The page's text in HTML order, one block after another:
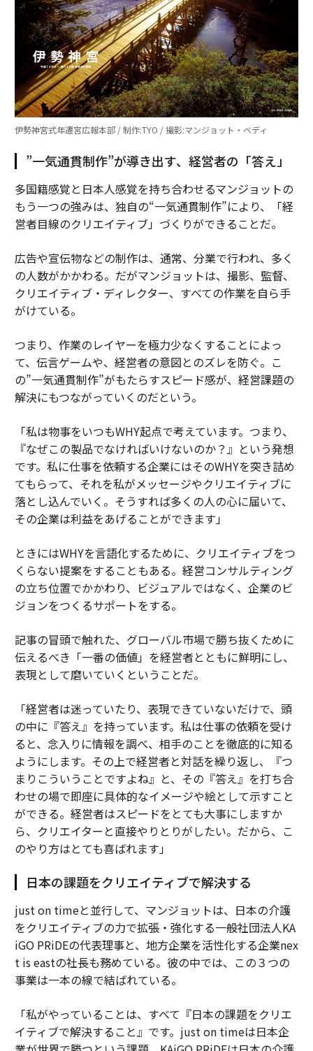
伊勢神宮式年遷宮広報本部 / 制作:TYO / 撮影:マンジョット・ベディ
”一気通貫制作”が導き出す、経営者の「答え」
多国籍感覚と日本人感覚を持ち合わせるマンジョットの
もう一つの強みは、独自の“一気通貫制作”により、「経
営者目線のクリエイティブ」づくりができることだ。
広告や宣伝物などの制作は、通常、分業で行われ、多く
の人数がかかわる。だがマンジョットは、撮影、監督、
クリエイティブ・ディレクター、すべての作業を自ら手
がけている。
つまり、作業のレイヤーを極力少なくすることによっ
て、伝言ゲームや、経営者の意図とのズレを防ぐ。こ
の”一気通貫制作”がもたらすスピード感が、経営課題の
解決にもつながっていくのだという。
「私は物事をいつもWHY起点で考えています。つまり、
『なぜこの製品でなければいけないのか？』という発想
です。私に仕事を依頼する企業にはそのWHYを突き詰め
てもらって、それを私がメッセージやクリエイティブに
落とし込んでいく。そうすれば多くの人の心に届いて、
その企業は利益をあげることができます」
ときにはWHYを言語化するために、クリエイティブをつ
くらない提案をすることもある。経営コンサルティング
の立ち位置でかかわり、ビジュアルではなく、企業のビ
ジョンをつくるサポートをする。
記事の冒頭で触れた、グローバル市場で勝ち抜くために
伝えるべき「一番の価値」を経営者とともに鮮明にし、
表現として磨いていくということだ。
「経営者は迷っていたり、表現できていないだけで、頭
の中に『答え』を持っています。私は仕事の依頼を受け
ると、念入りに情報を調べ、相手のことを徹底的に知る
ようにします。その上で経営者と対話を繰り返し、『つ
まりこういうことですよね』と、その『答え』を打ち合
わせの場で即座に具体的なイメージや絵として示すこと
ができる。経営者はスピードをとても大事にしますか
ら、クリエイターと直接やりとりがしたい。だから、こ
のやり方はとても喜ばれます」
日本の課題をクリエイティブで解決する
just on timeと並行して、マンジョットは、日本の介護
をクリエイティブの力で拡張・強化する一般社団法人KA
iGO PRiDEの代表理事と、地方企業を活性化する企業nex
t is eastの社長も務めている。彼の中では、この３つの
事業は一本の線で結ばれている。
「私がやっていることは、すべて『日本の課題をクリエ
イティブで解決すること』です。just on timeは日本企